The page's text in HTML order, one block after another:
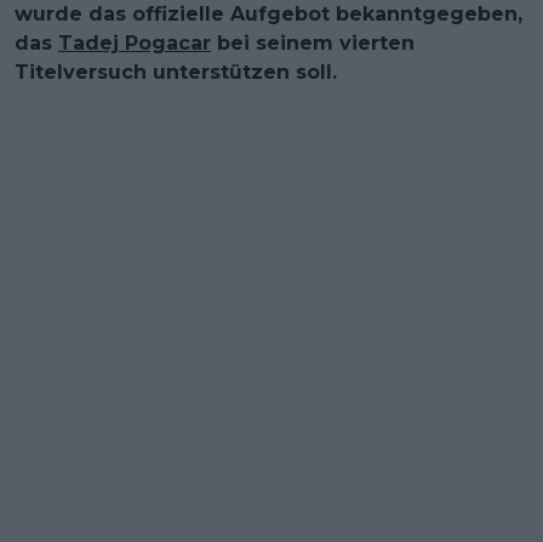
wurde das offizielle Aufgebot bekanntgegeben,
das Tadej Pogacar bei seinem vierten
Titelversuch unterstützen soll.